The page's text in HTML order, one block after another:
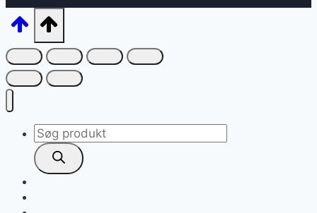
Products
search